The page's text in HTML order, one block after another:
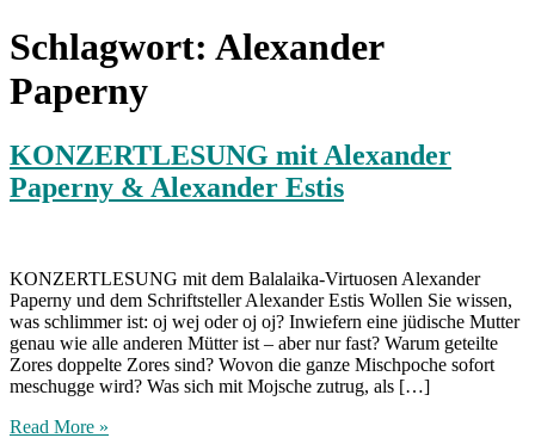
Schlagwort: Alexander
Paperny
KONZERTLESUNG mit Alexander
Paperny & Alexander Estis
KONZERTLESUNG mit dem Balalaika-Virtuosen Alexander
Paperny und dem Schriftsteller Alexander Estis Wollen Sie wissen,
was schlimmer ist: oj wej oder oj oj? Inwiefern eine jüdische Mutter
genau wie alle anderen Mütter ist – aber nur fast? Warum geteilte
Zores doppelte Zores sind? Wovon die ganze Mischpoche sofort
meschugge wird? Was sich mit Mojsche zutrug, als […]
Read More »